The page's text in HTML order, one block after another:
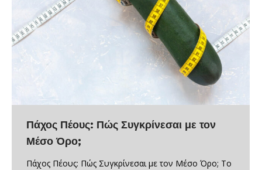
Πάχος Πέους: Πώς Συγκρίνεσαι με τον
Μέσο Όρο;
Πάχος Πέους: Πώς Συγκρίνεσαι με τον Μέσο Όρο; Το